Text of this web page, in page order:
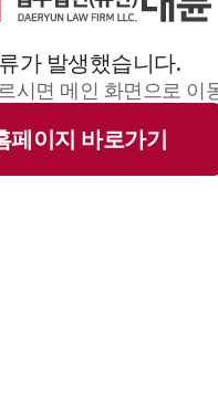
가 발생했습니다.
시면 메인 화면으로 이
페이지 바로가기